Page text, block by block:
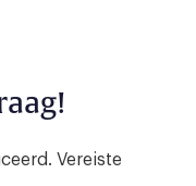
Vereiste